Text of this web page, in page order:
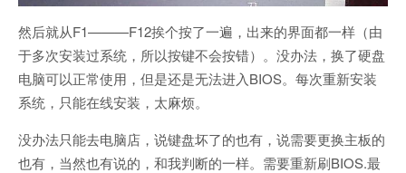
然后就从F1———F12挨个按了一遍，出来的界面都一样（由
于多次安装过系统，所以按键不会按错）。没办法，换了硬盘
电脑可以正常使用，但是还是无法进入BIOS。每次重新安装
系统，只能在线安装，太麻烦。
没办法只能去电脑店，说键盘坏了的也有，说需要更换主板的
也有，当然也有说的，和我判断的一样。需要重新刷BIOS.最